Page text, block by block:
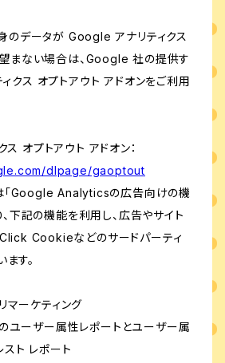
のデータが Google アナリティクス
まない場合は、Google 社の提供す
クス オプトアウト アドオンをご利用
オプトアウト アドオン：
dlpage/gaoptout
は「Google Analyticsの広告向けの機
下記の機能を利用し、広告やサイト
Cookieなどのサードパーティ
す。
ーケティング
ーザー属性レポートとユーザー属
スト レポート